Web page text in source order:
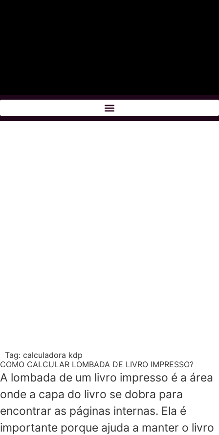
Tag: calculadora kdp
COMO CALCULAR LOMBADA DE LIVRO IMPRESSO?
A lombada de um livro impresso é a área
onde a capa do livro se dobra para
encontrar as páginas internas. Ela é
importante porque ajuda a manter o livro